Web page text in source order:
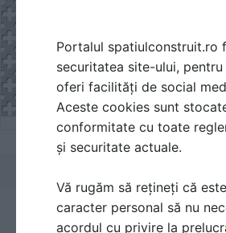
Portalul spatiulconstruit.ro
securitatea site-ului,
oferi facilități de social
Aceste cookies sunt
conformitate cu toate
și securitate actuale.
Vă rugăm să rețineți că
caracter personal să nu
acordul cu privire la